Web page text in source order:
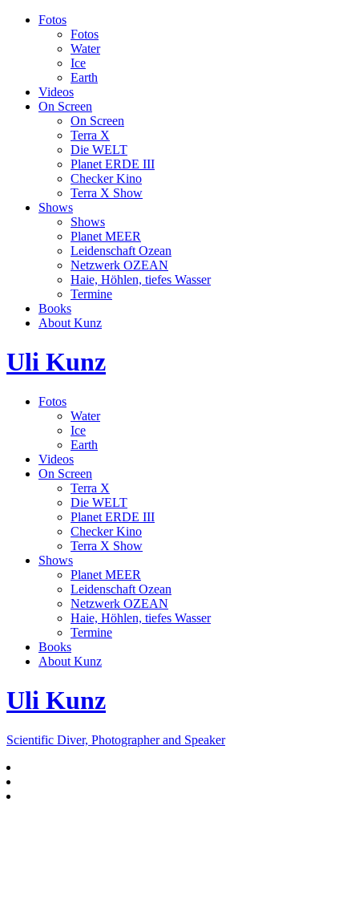
Fotos
Fotos
Water
Ice
Earth
Videos
On Screen
On Screen
Terra X
Die WELT
Planet ERDE III
Checker Kino
Terra X Show
Shows
Shows
Planet MEER
Leidenschaft Ozean
Netzwerk OZEAN
Haie, Höhlen, tiefes Wasser
Termine
Books
About Kunz
Uli Kunz
Fotos
Water
Ice
Earth
Videos
On Screen
Terra X
Die WELT
Planet ERDE III
Checker Kino
Terra X Show
Shows
Planet MEER
Leidenschaft Ozean
Netzwerk OZEAN
Haie, Höhlen, tiefes Wasser
Termine
Books
About Kunz
Uli Kunz
Scientific Diver, Photographer and Speaker